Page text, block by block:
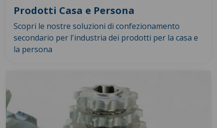
Prodotti Casa e Persona
Scopri le nostre soluzioni di confezionamento
secondario per l'industria dei prodotti per la casa e
la persona